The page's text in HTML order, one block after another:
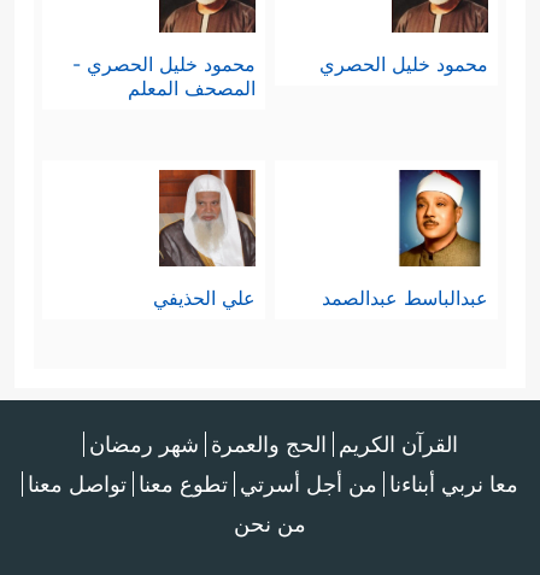
محمود خليل الحصري
محمود خليل الحصري -
المصحف المعلم
عبدالباسط عبدالصمد علي الحذيفي
القرآن الكريم الحج والعمرة شهر رمضان
معا نربي أبناءنا من أجل أسرتي تطوع معنا تواصل معنا
من نحن